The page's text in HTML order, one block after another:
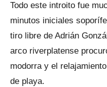
Todo este introito fue
minutos iniciales
tiro libre de Adrián
arco riverplatense
modorra y el
de playa.